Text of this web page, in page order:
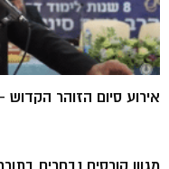
אירוע סיום הזוהר